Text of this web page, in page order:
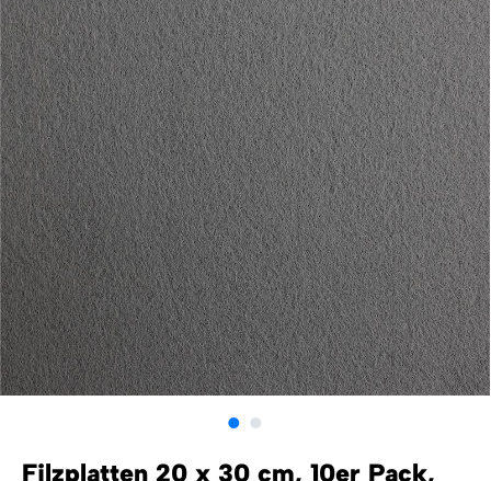
Filzplatten 20 x 30 cm, 10er Pack,